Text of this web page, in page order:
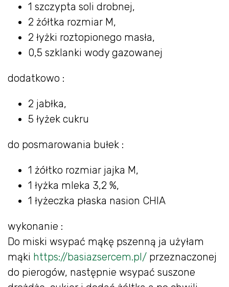
1 szczypta soli drobnej,
2 żółtka rozmiar M,
2 łyżki roztopionego masła,
0,5 szklanki wody gazowanej
dodatkowo :
2 jabłka,
5 łyżek cukru
do posmarowania bułek :
1 żółtko rozmiar jajka M,
1 łyżka mleka 3,2 %,
1 łyżeczka płaska nasion CHIA
wykonanie :
Do miski wsypać mąkę pszenną ja użyłam
mąki https://basiazsercem.pl/ przeznaczonej
do pierogów, następnie wsypać suszone